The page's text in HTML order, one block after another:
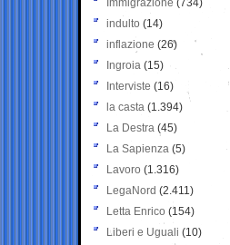
Immigrazione (734)
indulto (14)
inflazione (26)
Ingroia (15)
Interviste (16)
la casta (1.394)
La Destra (45)
La Sapienza (5)
Lavoro (1.316)
LegaNord (2.411)
Letta Enrico (154)
Liberi e Uguali (10)